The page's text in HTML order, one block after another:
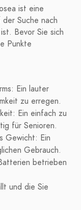
ist eine
Suche nach
Bevor Sie sich
Punkte
Ein lauter
zu erregen.
Ein einfach zu
für Senioren.
Gewicht: Ein
Gebrauch.
betrieben
und die Sie